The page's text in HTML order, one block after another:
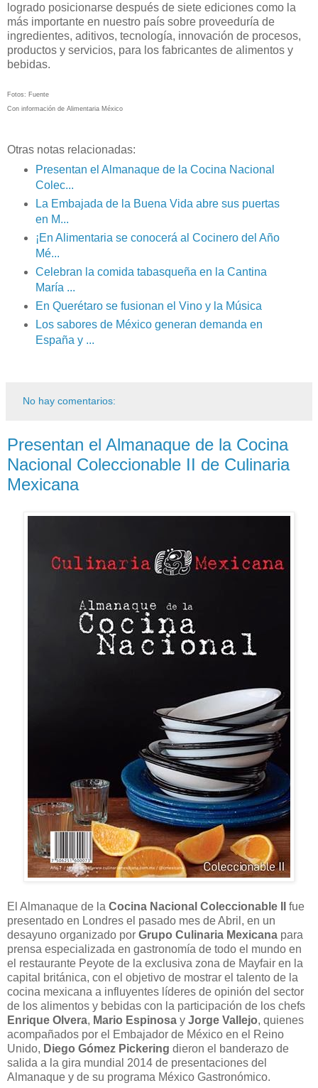
logrado posicionarse después de siete ediciones como la
más importante en nuestro país sobre proveeduría de
ingredientes, aditivos, tecnología, innovación de procesos,
productos y servicios, para los fabricantes de alimentos y
bebidas.
Fotos: Fuente
Con información de Alimentaria México
Otras notas relacionadas:
Presentan el Almanaque de la Cocina Nacional
Colec...
La Embajada de la Buena Vida abre sus puertas
en M...
¡En Alimentaria se conocerá al Cocinero del Año
Mé...
Celebran la comida tabasqueña en la Cantina
María ...
En Querétaro se fusionan el Vino y la Música
Los sabores de México generan demanda en
España y ...
No hay comentarios:
Presentan el Almanaque de la Cocina
Nacional Coleccionable II de Culinaria
Mexicana
El Almanaque de la Cocina Nacional Coleccionable II
fue
presentado en Londres el pasado mes de Abril, en un
desayuno organizado por Grupo Culinaria Mexicana para
prensa especializada en gastronomía de todo el mundo en
el restaurante Peyote de la exclusiva zona de Mayfair en la
capital británica, con el objetivo de mostrar el talento de la
cocina mexicana a influyentes líderes de opinión del sector
de los alimentos y bebidas con la participación de los chefs
Enrique Olvera, Mario Espinosa y Jorge Vallejo, quienes
acompañados por el Embajador de México en el Reino
Unido, Diego Gómez Pickering dieron el banderazo de
salida a la gira mundial 2014 de presentaciones del
Almanaque y de su programa México Gastronómico.